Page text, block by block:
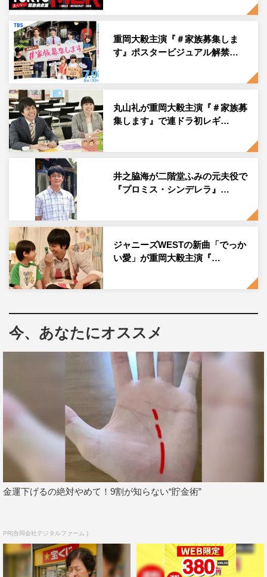
は二階堂、眞栄田、金曜ドラマチームからは重岡、岸井が
挑戦。二階堂＆賀来がノリノリでぴょんぴょん飛び跳ね
る。さらに、重岡がアイドルとしての本領を発揮し、リズ
ムに乗りながらキレキレの動きを見せる。
大人気企画「ピッタシンガー」は、途中で無音になるカラ
オケで、サビの最後のフレーズをピッタリのタイミングで
歌えるかを競う。賀来はウルフルズの楽曲で挑戦。中条は
山口百恵の楽曲で、めったに見られない熱唱を披露する。
そして、小手の歌唱で「新キャラ」が誕生する。
新企画「メロディアレンジャー」では、YouTubeで話題の
ピアニスト・ハラミちゃんが、人気曲に別の有名曲をMIX
して演奏。隠れた曲を聞き出せるかを競う。日曜劇場チー
ムの鈴木が音を上げる中、共演する中条が果敢に挑戦する
も、オトボケを連発する。
さらに、出演者の解答を確認する役の粗品に、キング西川
貴教とせいやが大ブーイングするひと幕も。
「ようやく僕にも輝ける場所が！」と大ハッスル。秘めた
才能を発揮する。しかし、日曜劇場チーム全員が崩れ落ち
るとんでもない出来事が起こる。
勝利したチームには、ドラマの撮影現場に、音までおいし
い究極のご馳走“オトグルメ弁当”50食が差し入れられる。
果たしてオトグルメを獲得するのはどのチームなのか。
『オトラクションSP』
TBS系
2021年6月29日（火）後7・00～8・57
＜日曜劇場『TOKYO MER～走る緊急救命室～』チーム＞
鈴木亮平、賀来賢人、中条あやみ、小手伸也
重岡大毅主演『＃家族募集しま
す』ポスタービジュアル解禁…
丸山礼が重岡大毅主演『＃家族募
集します』で連ドラ初レギ…
井之脇海が二階堂ふみの元夫役で
『プロミス・シンデレラ』…
ジャニーズWESTの新曲「でっか
い愛」が重岡大毅主演『…
今、あなたにオススメ
金運下げるの絶対やめて！9割が知らない“貯金術”
PR(合同会社デジタルファーム )